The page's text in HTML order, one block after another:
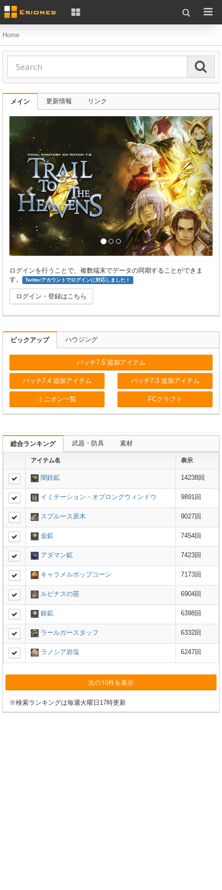
Home
メイン 更新情報 リンク
ログインを行うことで、複数端末でデータの同期することができま
す。
Twitterアカウントでログインに対応しました！
ログイン・登録はこちら
ピックアップ ハウジング
パッチ7.5 追加アイテム
パッチ7.4 追加アイテム
ミニオン一覧
パッチ7.3 追加アイテム
FCクラフト
総合ランキング 武器・防具 素材
アイテム名 表示
闇鉄鉱 14238回
イミテーション・オブロングウィンドウ 9891回
スプルース原木 9027回
金鉱 7454回
アダマン鉱 7423回
キャラメルポップコーン 7173回
ルピナスの苗 6904回
銀鉱 6398回
ラールガースタッフ 6332回
ラノシア岩塩 6247回
次の10件を表示
※検索ランキングは毎週火曜日17時更新